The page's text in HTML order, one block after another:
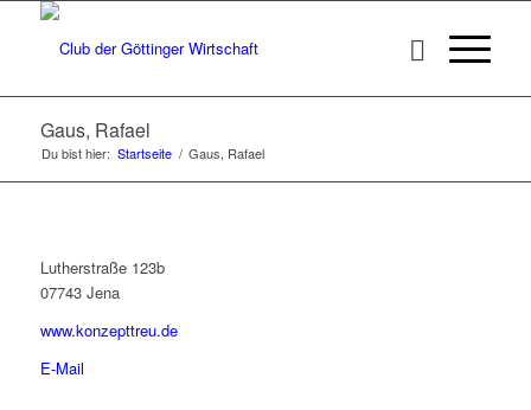
Gaus, Rafael
Du bist hier: Startseite / Gaus, Rafael
Lutherstraße 123b
07743 Jena
www.konzepttreu.de
E-Mail